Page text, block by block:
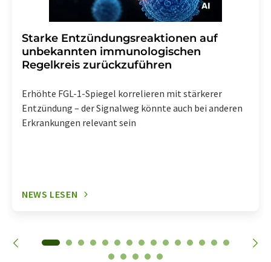
Starke Entzündungsreaktionen auf
unbekannten immunologischen
Regelkreis zurückzuführen
Erhöhte FGL-1-Spiegel korrelieren mit stärkerer
Entzündung – der Signalweg könnte auch bei anderen
Erkrankungen relevant sein
NEWS LESEN